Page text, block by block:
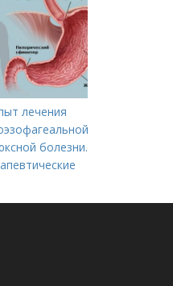
винограда
лечения
болезни.